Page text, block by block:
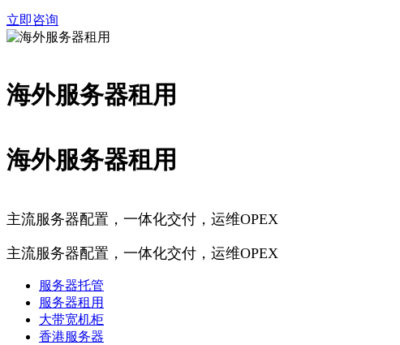
立即咨询
海外服务器租用
海外服务器租用
主流服务器配置，一体化交付，运维OPEX
主流服务器配置，一体化交付，运维OPEX
服务器托管
服务器租用
大带宽机柜
香港服务器